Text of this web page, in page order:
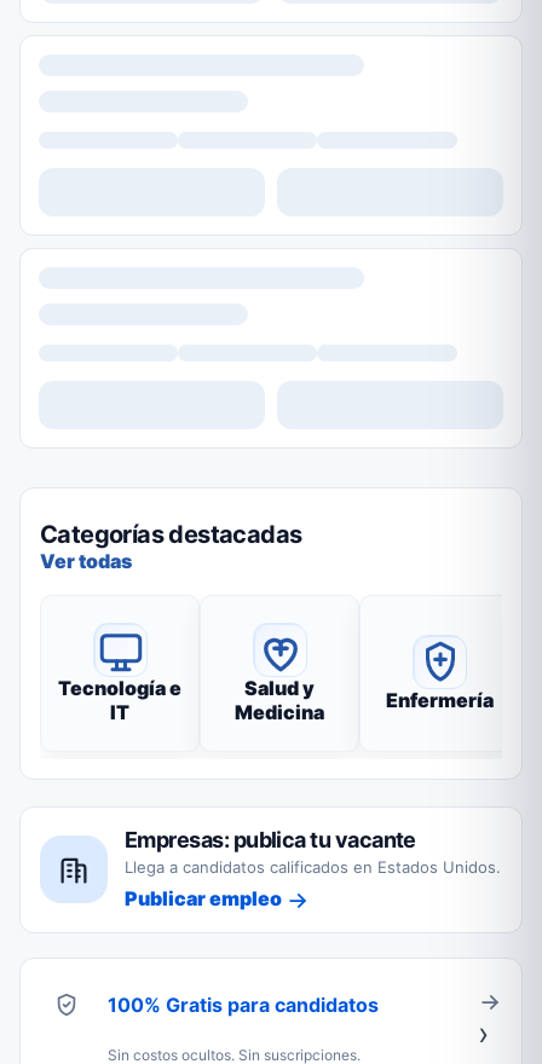
Categorías destacadas
Ver todas
Tecnología e
IT
Salud y
Medicina
Enfermería
Empresas: publica tu vacante
Llega a candidatos calificados en Estados Unidos.
Publicar empleo
100% Gratis para candidatos
Sin costos ocultos. Sin suscripciones.